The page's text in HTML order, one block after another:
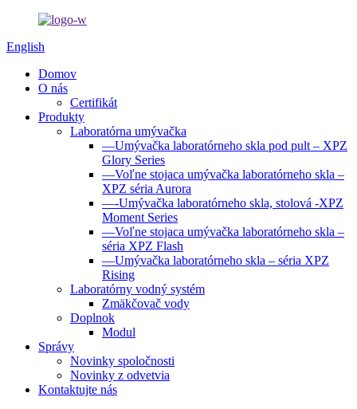
English
Domov
O nás
Certifikát
Produkty
Laboratórna umývačka
—Umývačka laboratórneho skla pod pult – XPZ
Glory Series
—Voľne stojaca umývačka laboratórneho skla –
XPZ séria Aurora
—-Umývačka laboratórneho skla, stolová -XPZ
Moment Series
—Voľne stojaca umývačka laboratórneho skla –
séria XPZ Flash
—Umývačka laboratórneho skla – séria XPZ
Rising
Laboratórny vodný systém
Zmäkčovač vody
Doplnok
Modul
Správy
Novinky spoločnosti
Novinky z odvetvia
Kontaktujte nás